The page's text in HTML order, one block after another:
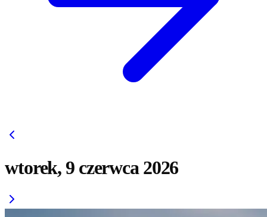
wtorek, 9 czerwca 2026